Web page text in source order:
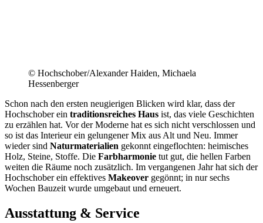
© Hochschober/Alexander Haiden, Michaela
Hessenberger
Schon nach den ersten neugierigen Blicken wird klar, dass der
Hochschober ein traditionsreiches Haus ist, das viele Geschichten
zu erzählen hat. Vor der Moderne hat es sich nicht verschlossen und
so ist das Interieur ein gelungener Mix aus Alt und Neu. Immer
wieder sind Naturmaterialien gekonnt eingeflochten: heimisches
Holz, Steine, Stoffe. Die Farbharmonie tut gut, die hellen Farben
weiten die Räume noch zusätzlich. Im vergangenen Jahr hat sich der
Hochschober ein effektives Makeover gegönnt; in nur sechs
Wochen Bauzeit wurde umgebaut und erneuert.
Ausstattung & Service